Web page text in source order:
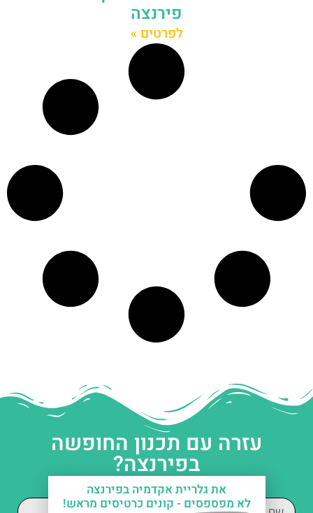
פירנצה
לפרטים »
עזרה עם תכנון החופשה
בפירנצה?
את גלריית אקדמיה בפירנצה
לא מפספסים - קונים כרטיסים מראש!